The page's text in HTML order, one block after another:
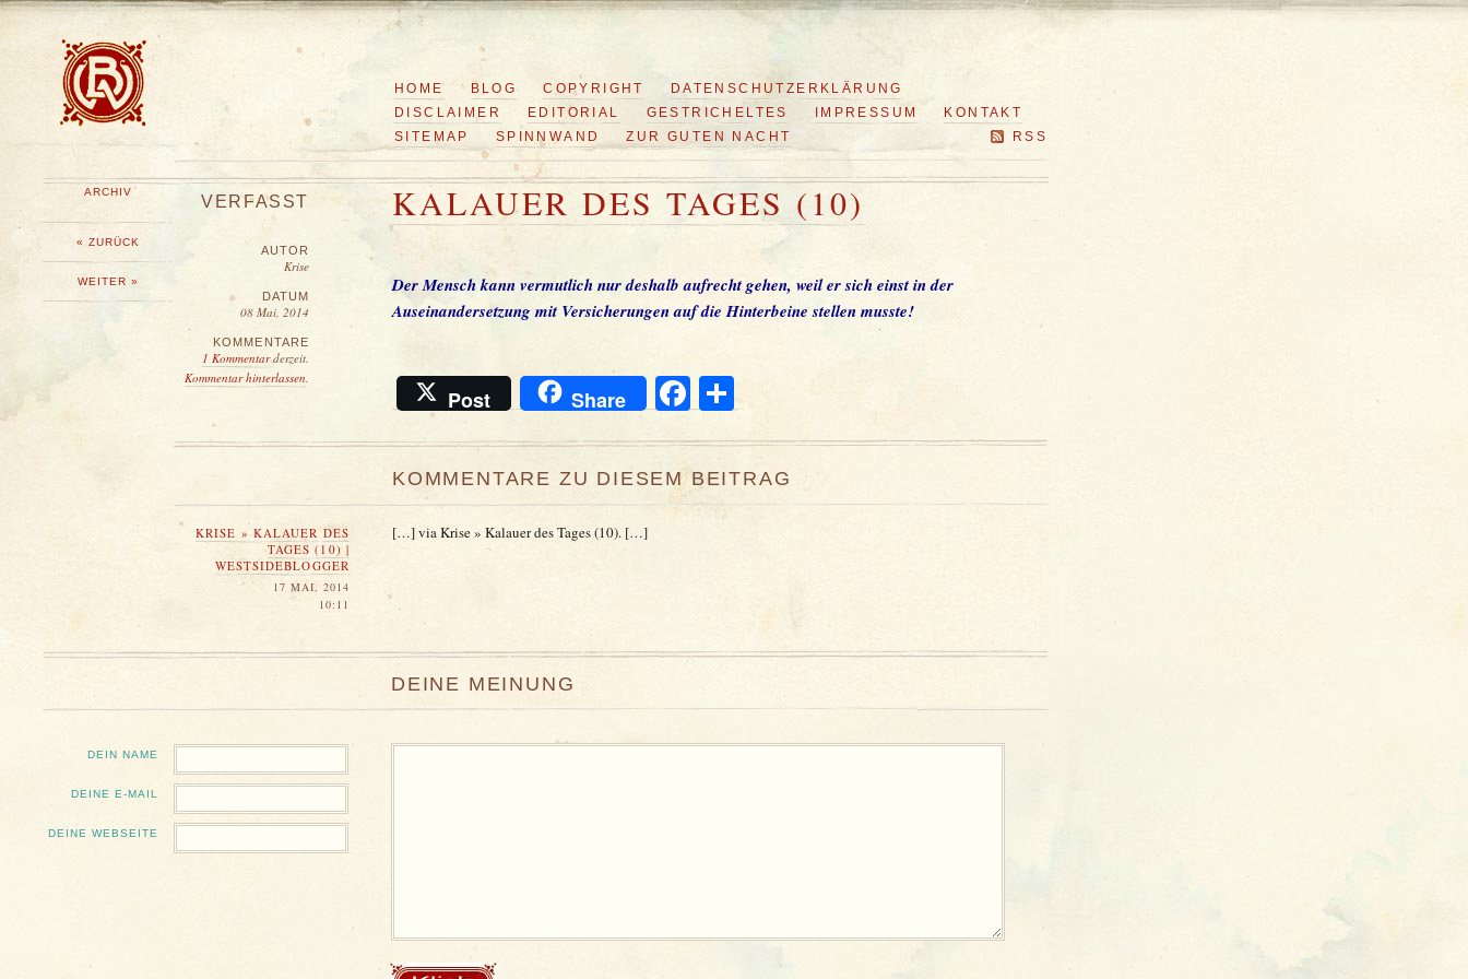
HOME BLOG COPYRIGHT
DATENSCHUTZERKLÄRUNG
DISCLAIMER
EDITORIAL GESTRICHELTES IMPRESSUM
KONTAKT
SITEMAP
SPINNWAND ZUR GUTEN NACHT RSS
ARCHIV
« ZURÜCK
WEITER »
VERFASST
AUTOR
Krise
DATUM
08 Mai, 2014
KOMMENTARE
1 Kommentarderzeit.
Kommentar hinterlassen.
KALAUER DES TAGES (10)
Der Mensch kann vermutlich nur deshalb aufrecht gehen, weil er sich einst in der
Auseinandersetzung mit Versicherungen auf die Hinterbeine stellen musste!
Post Share Facebook
KOMMENTARE ZU DIESEM BEITRAG
KRISE » KALAUER DES
TAGES (10) |
WESTSIDEBLOGGER
17 MAI, 2014
10:11
[…] via Krise » Ka­lauer des Tages (10). […]
DEINE MEINUNG
DEIN NAME
DEINE E-MAIL
DEINE WEBSEITE